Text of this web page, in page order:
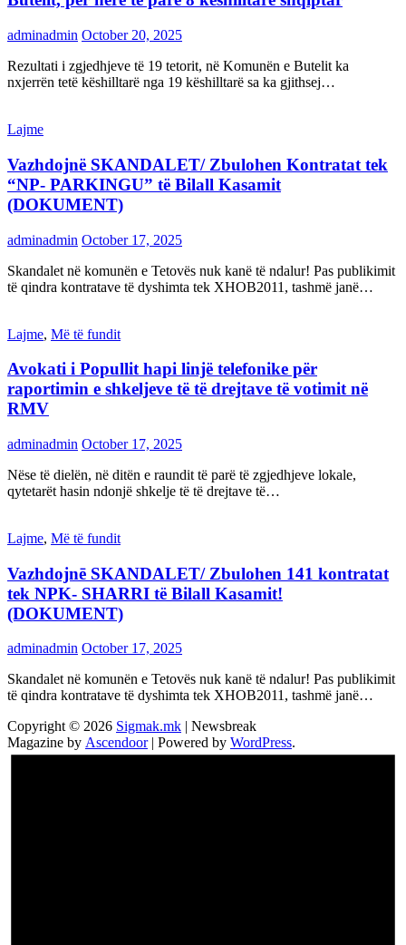
adminadmin October 20, 2025
Rezultati i zgjedhjeve të 19 tetorit, në Komunën e Butelit ka
nxjerrën tetë këshilltarë nga 19 këshilltarë sa ka gjithsej…
Lajme
Vazhdojnë SKANDALET/ Zbulohen Kontratat tek
“NP- PARKINGU” të Bilall Kasamit
(DOKUMENT)
adminadmin October 17, 2025
Skandalet në komunën e Tetovës nuk kanë të ndalur! Pas publikimit
të qindra kontratave të dyshimta tek XHOB2011, tashmë janë…
Lajme, Më të fundit
Avokati i Popullit hapi linjë telefonike për
raportimin e shkeljeve të të drejtave të votimit në
RMV
adminadmin October 17, 2025
Nëse të dielën, në ditën e raundit të parë të zgjedhjeve lokale,
qytetarët hasin ndonjë shkelje të të drejtave të…
Lajme, Më të fundit
Vazhdojnē SKANDALET/ Zbulohen 141 kontratat
tek NPK- SHARRI të Bilall Kasamit!
(DOKUMENT)
adminadmin October 17, 2025
Skandalet në komunën e Tetovës nuk kanë të ndalur! Pas publikimit
të qindra kontratave të dyshimta tek XHOB2011, tashmë janë…
Copyright © 2026 Sigmak.mk | Newsbreak
Magazine by Ascendoor| Powered by WordPress.